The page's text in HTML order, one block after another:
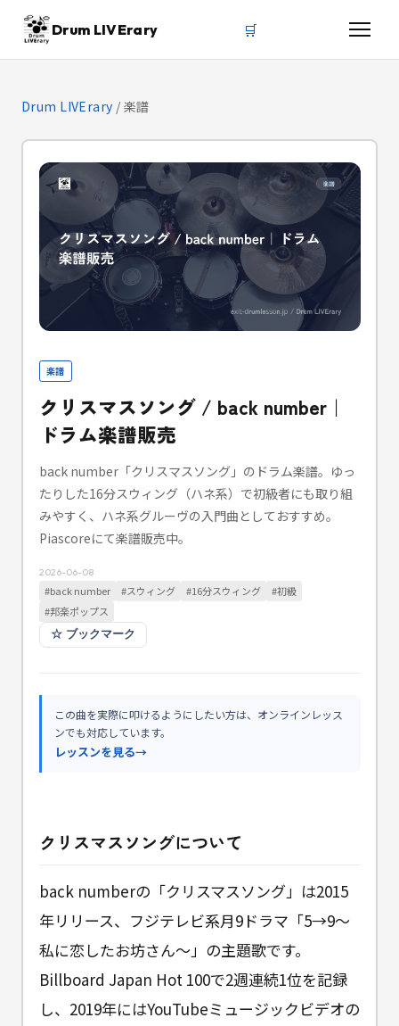
Drum LIVErary 🛒
Drum LIVErary / 楽譜
楽譜
クリスマスソング / back number｜
ドラム楽譜販売
back number「クリスマスソング」のドラム楽譜。ゆっ
たりした16分スウィング（ハネ系）で初級者にも取り組
みやすく、ハネ系グルーヴの入門曲としておすすめ。
Piascoreにて楽譜販売中。
2026-06-08
#back number #スウィング #16分スウィング #初級
#邦楽ポップス
☆ ブックマーク
この曲を実際に叩けるようにしたい方は、オンラインレッス
ンでも対応しています。
レッスンを見る→
クリスマスソングについて
back numberの「クリスマスソング」は2015
年リリース、フジテレビ系月9ドラマ「5→9〜
私に恋したお坊さん〜」の主題歌です。
Billboard Japan Hot 100で2週連続1位を記録
し、2019年にはYouTubeミュージックビデオの